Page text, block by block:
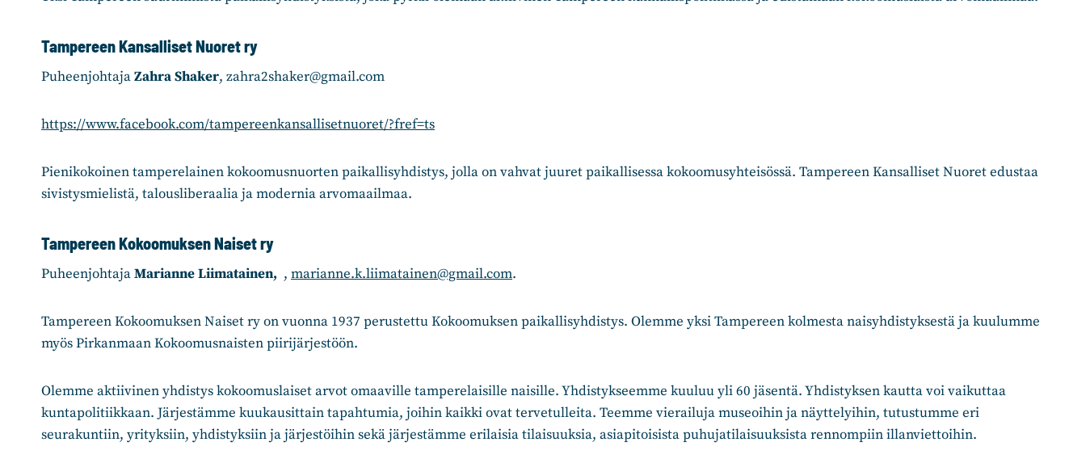
Tampereen Kansalliset Nuoret ry
PuheenjohtajaZahra Shaker, zahra2shaker@gmail.com
https://www.facebook.com/tampereenkansallisetnuoret/?fref=ts
Pienikokoinen tamperelainen kokoomusnuorten paikallisyhdistys, jolla on vahvat juuret paikallisessa kokoomusyhteisössä. Tampereen Kansalliset Nuoret edustaa
sivistysmielistä, talousliberaalia ja modernia arvomaailmaa.
Tampereen Kokoomuksen Naiset ry
PuheenjohtajaMarianne Liimatainen, , marianne.k.liimatainen@gmail.com.
Tampereen Kokoomuksen Naiset ry on vuonna 1937 perustettu Kokoomuksen paikallisyhdistys. Olemme yksi Tampereen kolmesta naisyhdistyksestä ja kuulumme
myös Pirkanmaan Kokoomusnaisten piirijärjestöön.
Olemme aktiivinen yhdistys kokoomuslaiset arvot omaaville tamperelaisille naisille. Yhdistykseemme kuuluu yli 60 jäsentä. Yhdistyksen kautta voi vaikuttaa
kuntapolitiikkaan. Järjestämme kuukausittain tapahtumia, joihin kaikki ovat tervetulleita. Teemme vierailuja museoihin ja näyttelyihin, tutustumme eri
seurakuntiin, yrityksiin, yhdistyksiin ja järjestöihin sekä järjestämme erilaisia tilaisuuksia, asiapitoisista puhujatilaisuuksista rennompiin illanviettoihin.